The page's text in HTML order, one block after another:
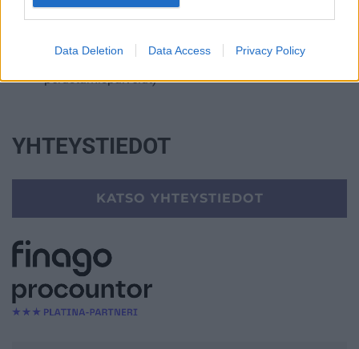
Data Deletion Data Access Privacy Policy
Ulkoinen laskenta
Yrityksen elinkaarenhallinta (esim. yrityksen
perustamispalvelut)
YHTEYSTIEDOT
KATSO YHTEYSTIEDOT